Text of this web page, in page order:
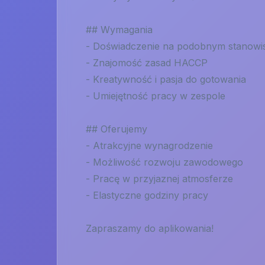
## Wymagania
- Doświadczenie na podobnym
- Znajomość zasad HACCP
- Kreatywność i pasja do gotowania
- Umiejętność pracy w zespole
## Oferujemy
- Atrakcyjne wynagrodzenie
- Możliwość rozwoju zawodowego
- Pracę w przyjaznej atmosferze
- Elastyczne godziny pracy
Zapraszamy do aplikowania!